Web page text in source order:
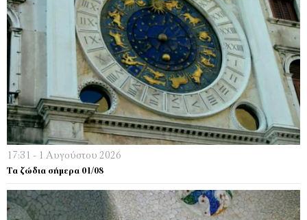
17:31 - 1 Αυγούστου 2026
Τα ζώδια σήμερα 01/08